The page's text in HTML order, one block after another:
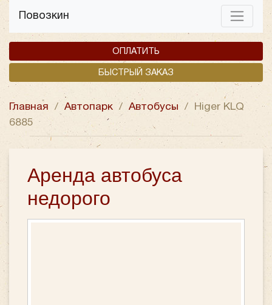
Повозкин
ОПЛАТИТЬ
БЫСТРЫЙ ЗАКАЗ
Главная / Автопарк / Автобусы /
Higer KLQ
6885
Аренда автобуса
недорого